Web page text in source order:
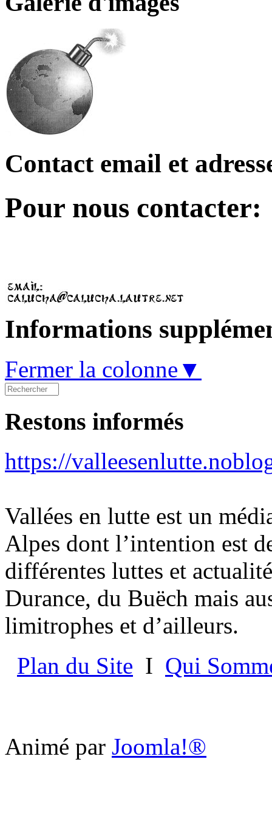
Contact email et
Pour nous contacter:
Informations
Fermer la colonne▼
Restons informés
https://
Vallées en lutte est un
Alpes dont l’intention est
différentes luttes et
Durance, du Buëch mais
limitrophes et d’ailleurs.
Plan du Site I Qui
Animé par Joomla!®